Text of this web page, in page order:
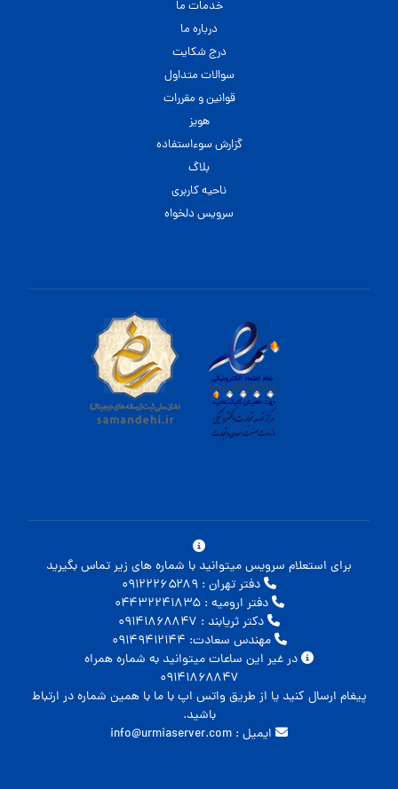
خدمات ما
درباره ما
درج شکایت
سوالات متداول
قوانین و مقررات
هویز
گزارش سوءاستفاده
بلاگ
ناحیه کاربری
سرویس دلخواه
برای استعلام سرویس میتوانید با شماره های زیر تماس بگیرید
دفتر تهران : ۰۹۱۲۲۲۶۵۲۸۹
دفتر ارومیه : ۰۴۴۳۲۲۴۱۸۳۵
دکتر ثریابند : ۰۹۱۴۱۸۶۸۸۴۷
مهندس سعادت: ۰۹۱۴۹۴۱۲۱۴۴
در غیر این ساعات میتوانید به شماره همراه
۰۹۱۴۱۸۶۸۸۴۷
پیغام ارسال کنید یا از طریق واتس اپ با ما با همین شماره در ارتباط
باشید.
ایمیل : info@urmiaserver.com